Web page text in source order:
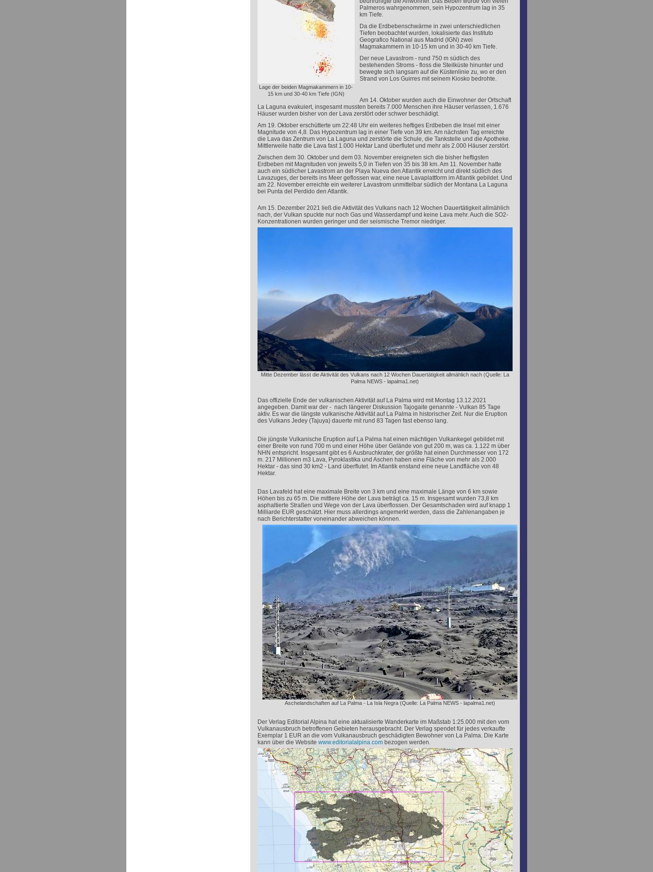
Lage der beiden Magmakammern in 10-
15 km und 30-40 km Tiefe (IGN)
Palmeros wahrgenommen, sein Hypozentrum lag in 35
km Tiefe.
Da die Erdbebenschwärme in zwei unterschiedlichen
Tiefen beobachtet wurden, lokalisierte das Instituto
Geografico National aus Madrid (IGN) zwei
Magmakammern in 10-15 km und in 30-40 km Tiefe.
Der neue Lavastrom - rund 750 m südlich des
bestehenden Stroms - floss die Steilküste hinunter und
bewegte sich langsam auf die Küstenlinie zu, wo er den
Strand von Los Guirres mit seinem Kiosko bedrohte.
Am 14. Oktober wurden auch die Einwohner der Ortschaft
La Laguna evakuiert, insgesamt mussten bereits 7.000 Menschen ihre Häuser verlassen, 1.676
Häuser wurden bisher von der Lava zerstört oder schwer beschädigt.
Am 19. Oktober erschütterte um 22:48 Uhr ein weiteres heftiges Erdbeben die Insel mit einer
Magnitude von 4,8. Das Hypozentrum lag in einer Tiefe von 39 km. Am nächsten Tag erreichte
die Lava das Zentrum von La Laguna und zerstörte die Schule, die Tankstelle und die Apotheke.
Mittlerweile hatte die Lava fast 1.000 Hektar Land überflutet und mehr als 2.000 Häuser zerstört.
Zwischen dem 30. Oktober und dem 03. November ereigneten sich die bisher heftigsten
Erdbeben mit Magnituden von jeweils 5,0 in Tiefen von 35 bis 38 km. Am 11. November hatte
auch ein südlicher Lavastrom an der Playa Nueva den Atlantik erreicht und direkt südlich des
Lavazuges, der bereits ins Meer geflossen war, eine neue Lavaplattform im Atlantik gebildet. Und
am 22. November erreichte ein weiterer Lavastrom unmittelbar südlich der Montana La Laguna
bei Punta del Perdido den Atlantik.
Am 15. Dezember 2021 ließ die Aktivität des Vulkans nach 12 Wochen Dauertätigkeit allmählich
nach, der Vulkan spuckte nur noch Gas und Wasserdampf und keine Lava mehr. Auch die SO2-
Konzentrationen wurden geringer und der seismische Tremor niedriger.
Mitte Dezember lässt die Aktivität des Vulkans nach 12 Wochen Dauertätigkeit allmählich nach (Quelle: La
Palma NEWS - lapalma1.net)
Das offizielle Ende der vulkanischen Aktivität auf La Palma wird mit Montag 13.12.2021
angegeben. Damit war der - nach längerer Diskussion Tajogaite genannte - Vulkan 85 Tage
aktiv. Es war die längste vulkanische Aktivität auf La Palma in historischer Zeit. Nur die Eruption
des Vulkans Jedey (Tajuya) dauerte mit rund 83 Tagen fast ebenso lang.
Die jüngste Vulkanische Eruption auf La Palma hat einen mächtigen Vulkankegel gebildet mit
einer Breite von rund 700 m und einer Höhe über Gelände von gut 200 m, was ca. 1.122 m über
NHN entspricht. Insgesamt gibt es 6 Ausbruchkrater, der größte hat einen Durchmesser von 172
m. 217 Millionen m3 Lava, Pyroklastika und Aschen haben eine Fläche von mehr als 2.000
Hektar - das sind 30 km2 - Land überflutet. Im Atlantik enstand eine neue Landfläche von 48
Hektar.
Das Lavafeld hat eine maximale Breite von 3 km und eine maximale Länge von 6 km sowie
Höhen bis zu 65 m. Die mittlere Höhe der Lava beträgt ca. 15 m. Insgesamt wurden 73,8 km
asphaltierte Straßen und Wege von der Lava überflossen. Der Gesamtschaden wird auf knapp 1
Milliarde EUR geschätzt. Hier muss allerdings angemerkt werden, dass die Zahlenangaben je
nach Berichterstatter voneinander abweichen können.
Aschelandschaften auf La Palma - La Isla Negra (Quelle: La Palma NEWS - lapalma1.net)
Der Verlag Editorial Alpina hat eine aktualisierte Wanderkarte im Maßstab 1:25.000 mit den vom
Vulkanausbruch betroffenen Gebieten herausgebracht. Der Verlag spendet für jedes verkaufte
Exemplar 1 EUR an die vom Vulkanausbruch geschädigten Bewohner von La Palma. Die Karte
kann über die Website www.editorialalpina.combezogen werden.